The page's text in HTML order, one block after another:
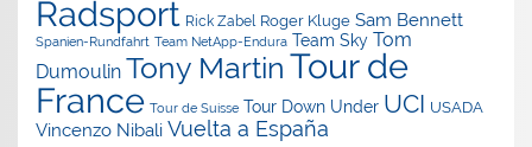
Radsport Rick Zabel Roger Kluge Sam Bennett
Spanien-Rundfahrt Team NetApp-Endura Team Sky Tom
Dumoulin Tony Martin Tour de
France Tour de Suisse Tour Down Under UCI USADA
Vincenzo Nibali Vuelta a España